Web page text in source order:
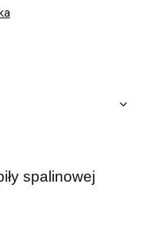
spalinowej